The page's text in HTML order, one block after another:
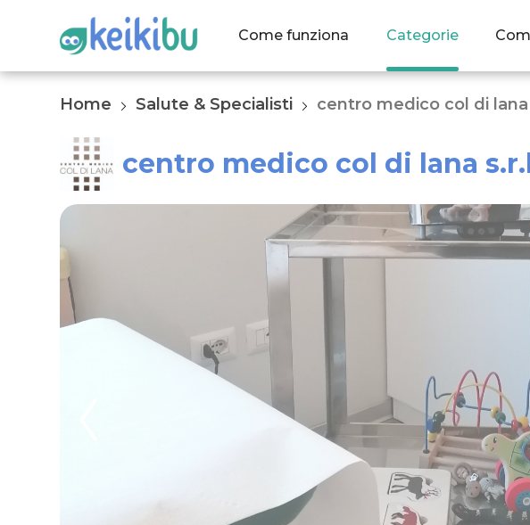
Come funziona Categorie
Home Salute & Specialisti centro medico col di lana
centro medico col di lana